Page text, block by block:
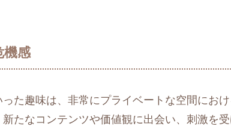
機感
た趣味は、非常にプライベートな空間にお
たなコンテンツや価値観に出会い、刺激を